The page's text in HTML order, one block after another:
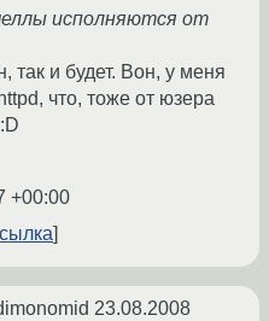
исполняются от
так и будет. Вон, у меня
что, тоже от юзера
+00:00
23.08.2008